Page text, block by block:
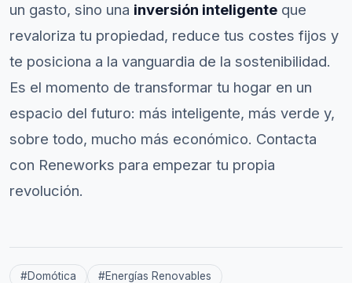
un gasto, sino una inversión inteligente que
revaloriza tu propiedad, reduce tus costes fijos y
te posiciona a la vanguardia de la sostenibilidad.
Es el momento de transformar tu hogar en un
espacio del futuro: más inteligente, más verde y,
sobre todo, mucho más económico. Contacta
con Reneworks para empezar tu propia
revolución.
#Domótica #Energías Renovables